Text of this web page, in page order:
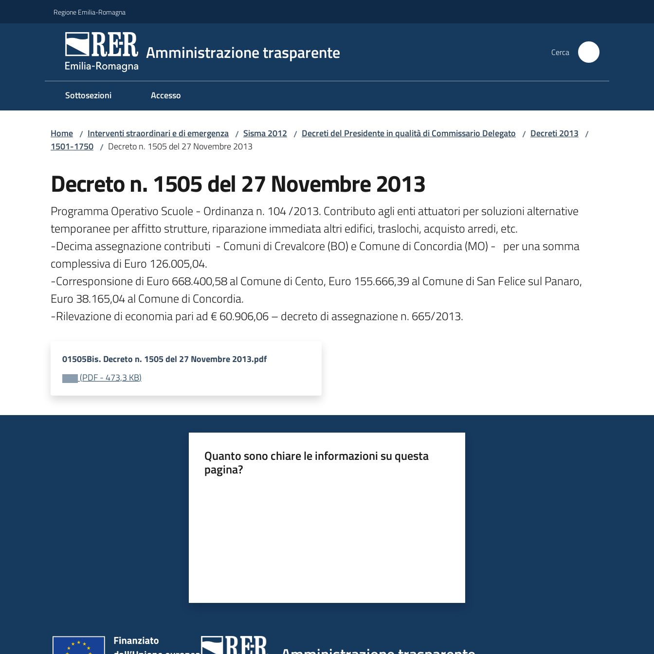
Regione Emilia-Romagna
Amministrazione trasparente Cerca
Sottosezioni Accesso
Home / Interventi straordinari e di emergenza / Sisma 2012 / Decreti del Presidente in qualità di Commissario Delegato / Decreti 2013 /
1501-1750 / Decreto n. 1505 del 27 Novembre 2013
Decreto n. 1505 del 27 Novembre 2013
Programma Operativo Scuole - Ordinanza n. 104 /2013. Contributo agli enti attuatori per soluzioni alternative
temporanee per affitto strutture, riparazione immediata altri edifici, traslochi, acquisto arredi, etc.
-Decima assegnazione contributi  - Comuni di Crevalcore (BO) e Comune di Concordia (MO) -   per una somma
complessiva di Euro 126.005,04.
-Corresponsione di Euro 668.400,58 al Comune di Cento, Euro 155.666,39 al Comune di San Felice sul Panaro,
Euro 38.165,04 al Comune di Concordia.
01505Bis. Decreto n. 1505 del 27 Novembre 2013.pdf
(PDF-473,3 KB)
Quanto sono chiare le informazioni su questa
pagina?